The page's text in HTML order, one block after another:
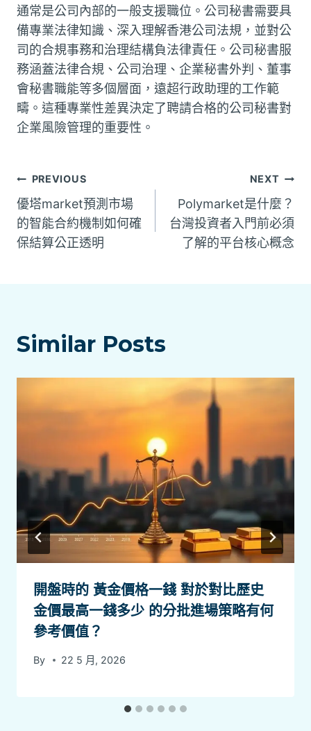
通常是公司內部的一般支援職位。公司秘書需要具
備專業法律知識、深入理解香港公司法規，並對公
司的合規事務和治理結構負法律責任。公司秘書服
務涵蓋法律合規、公司治理、企業秘書外判、董事
會秘書職能等多個層面，遠超行政助理的工作範
疇。這種專業性差異決定了聘請合格的公司秘書對
企業風險管理的重要性。
文
章
導
PREVIOUS
優塔market預測市場
的智能合約機制如何確
保結算公正透明
NEXT
Polymarket是什麼？
台灣投資者入門前必須
了解的平台核心概念
Similar Posts
開盤時的 黃金價格一錢 對於對比歷史
金價最高一錢多少 的分批進場策略有何
參考價值？
By 22 5 月, 2026